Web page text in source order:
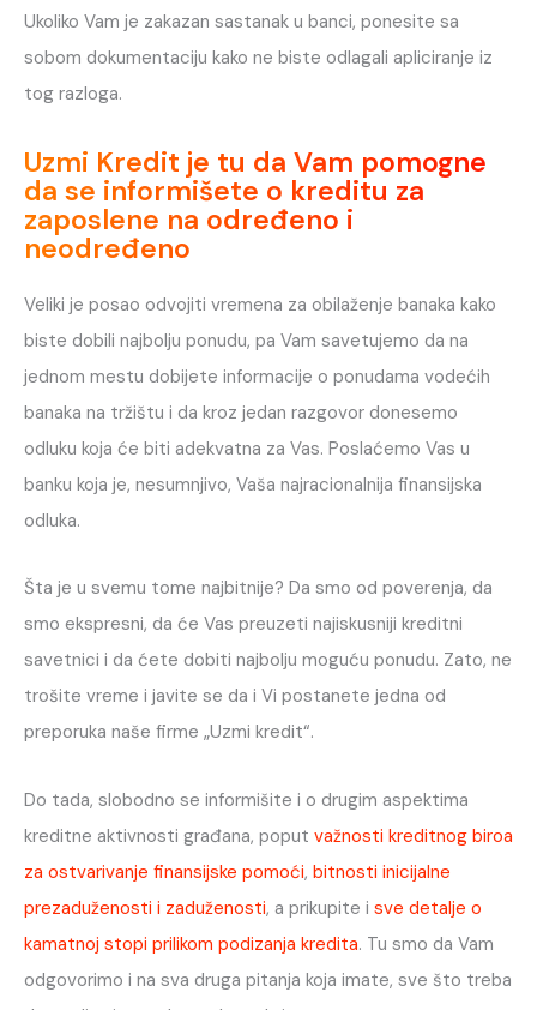
Ukoliko Vam je zakazan sastanak u banci, ponesite sa
sobom dokumentaciju kako ne biste odlagali apliciranje iz
tog razloga.
Uzmi Kredit je tu da Vam pomogne
da se informišete o kreditu za
zaposlene na određeno i
neodređeno
Veliki je posao odvojiti vremena za obilaženje banaka kako
biste dobili najbolju ponudu, pa Vam savetujemo da na
jednom mestu dobijete informacije o ponudama vodećih
banaka na tržištu i da kroz jedan razgovor donesemo
odluku koja će biti adekvatna za Vas. Poslaćemo Vas u
banku koja je, nesumnjivo, Vaša najracionalnija finansijska
odluka.
Šta je u svemu tome najbitnije? Da smo od poverenja, da
smo ekspresni, da će Vas preuzeti najiskusniji kreditni
savetnici i da ćete dobiti najbolju moguću ponudu. Zato, ne
trošite vreme i javite se da i Vi postanete jedna od
preporuka naše firme „Uzmi kredit“.
Do tada, slobodno se informišite i o drugim aspektima
kreditne aktivnosti građana, poput važnosti kreditnog biroa
za ostvarivanje finansijske pomoći, bitnosti inicijalne
prezaduženosti i zaduženosti, a prikupite i sve detalje o
kamatnoj stopi prilikom podizanja kredita. Tu smo da Vam
odgovorimo i na sva druga pitanja koja imate, sve što treba